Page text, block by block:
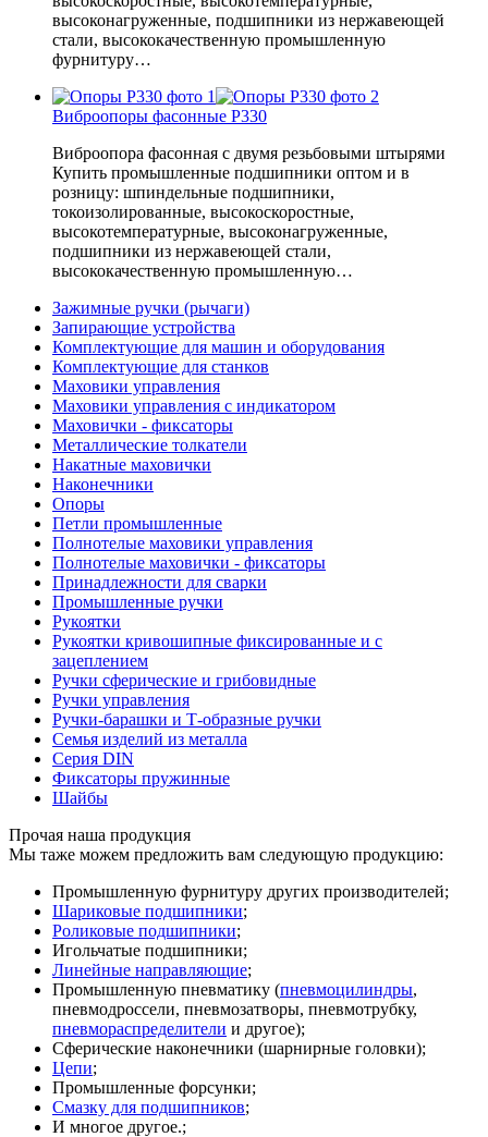
высоконагруженные, подшипники из нержавеющей
стали, высококачественную промышленную
фурнитуру…
Виброопоры фасонные P330
Виброопора фасонная с двумя резьбовыми штырями
Купить промышленные подшипники оптом и в
розницу: шпиндельные подшипники,
токоизолированные, высокоскоростные,
высокотемпературные, высоконагруженные,
подшипники из нержавеющей стали,
высококачественную промышленную…
Зажимные ручки (рычаги)
Запирающие устройства
Комплектующие для машин и оборудования
Комплектующие для станков
Маховики управления
Маховики управления с индикатором
Маховички - фиксаторы
Металлические толкатели
Накатные маховички
Наконечники
Опоры
Петли промышленные
Полнотелые маховики управления
Полнотелые маховички - фиксаторы
Принадлежности для сварки
Промышленные ручки
Рукоятки
Рукоятки кривошипные фиксированные и с
зацеплением
Ручки сферические и грибовидные
Ручки управления
Ручки-барашки и Т-образные ручки
Семья изделий из металла
Серия DIN
Фиксаторы пружинные
Шайбы
Прочая наша продукция
Мы таже можем предложить вам следующую продукцию:
Промышленную фурнитуру других производителей;
Шариковые подшипники;
Роликовые подшипники;
Игольчатые подшипники;
Линейные направляющие;
Промышленную пневматику (пневмоцилиндры,
пневмодроссели, пневмозатворы, пневмотрубку,
пневмораспределители и другое);
Сферические наконечники (шарнирные головки);
Цепи;
Промышленные форсунки;
Смазку для подшипников;
И многое другое.;